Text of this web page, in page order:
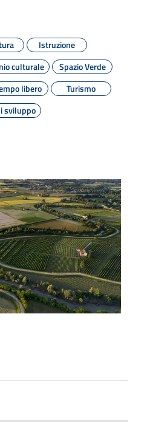
Istruzione
culturale
Spazio Verde
libero
Turismo
sviluppo